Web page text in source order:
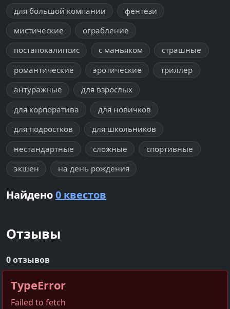
для большой компании
фентези
мистические
ограбление
постапокалипсис
с маньяком
страшные
романтические
эротические
триллер
антуражные
для взрослых
для корпоратива
для новичков
для подростков
для школьников
нестандартные
сложные
спортивные
экшен
на день рождения
Найдено0 квестов
Отзывы
0 отзывов
TypeError
Failed to fetch